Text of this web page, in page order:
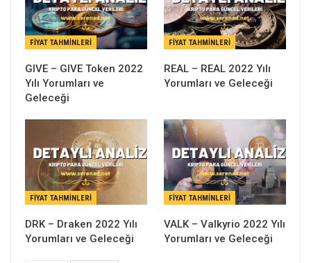
FIYAT TAHMINLERI
GIVE – GIVE Token 2022
Yılı Yorumları ve
Geleceği
FIYAT TAHMINLERI
REAL – REAL 2022 Yılı
Yorumları ve Geleceği
FIYAT TAHMINLERI
DRK – Draken 2022 Yılı
Yorumları ve Geleceği
FIYAT TAHMINLERI
VALK – Valkyrio 2022 Yılı
Yorumları ve Geleceği